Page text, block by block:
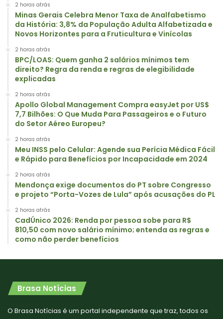
2 horas atrás
Minas Gerais Celebra Menor Taxa de Analfabetismo
da História: 3,8% da População Adulta Alfabetizada e
Novos Horizontes para a Fruticultura e Vinícolas
2 horas atrás
BPC/LOAS: Quem ganha 2 salários mínimos tem
direito? Regra da renda e regras de elegibilidade
explicadas
2 horas atrás
Apollo Global Management Compra easyJet por US$
7,7 Bilhões: O Que Muda Para Passageiros e o Futuro
do Setor Aéreo Europeu?
2 horas atrás
Meu INSS pelo Celular: Agende sua Perícia Médica Fácil
e Rápido para Benefícios por Incapacidade em 2024
2 horas atrás
Mendonça exige documentos do PT sobre Congresso
e projeto “Porta-Vozes de Lula” após acusações do PL
2 horas atrás
CadÚnico 2026: Renda por pessoa sobe para R$
810,50 com novo salário mínimo; entenda as regras e
como não perder benefícios
Brasa Notícias
O Brasa Notícias é um portal independente que traz, todos os